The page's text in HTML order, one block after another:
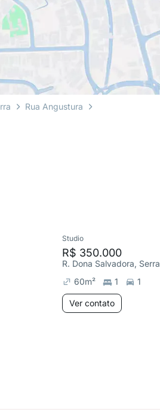
Rua Angustura
Studio
R$ 350.000
R. Dona Salvadora, Serra
60m² 1 1
Ver contato